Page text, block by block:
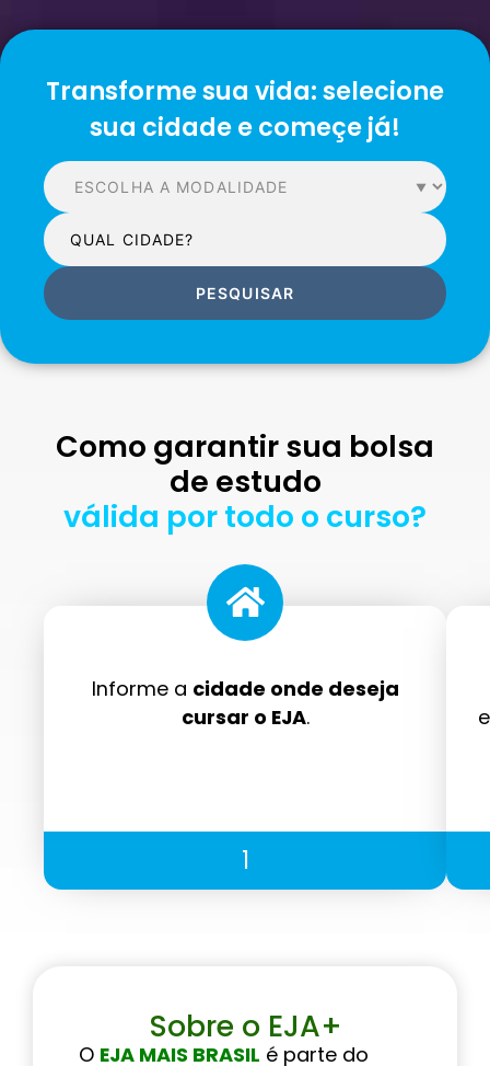
Transforme sua vida: selecione
sua cidade e começe já!
PESQUISAR
Como garantir sua bolsa
de estudo
válida por todo o curso?
Informe a cidade onde deseja
cursar o EJA.
1
Sobre o EJA+
O EJA MAIS BRASIL é parte do